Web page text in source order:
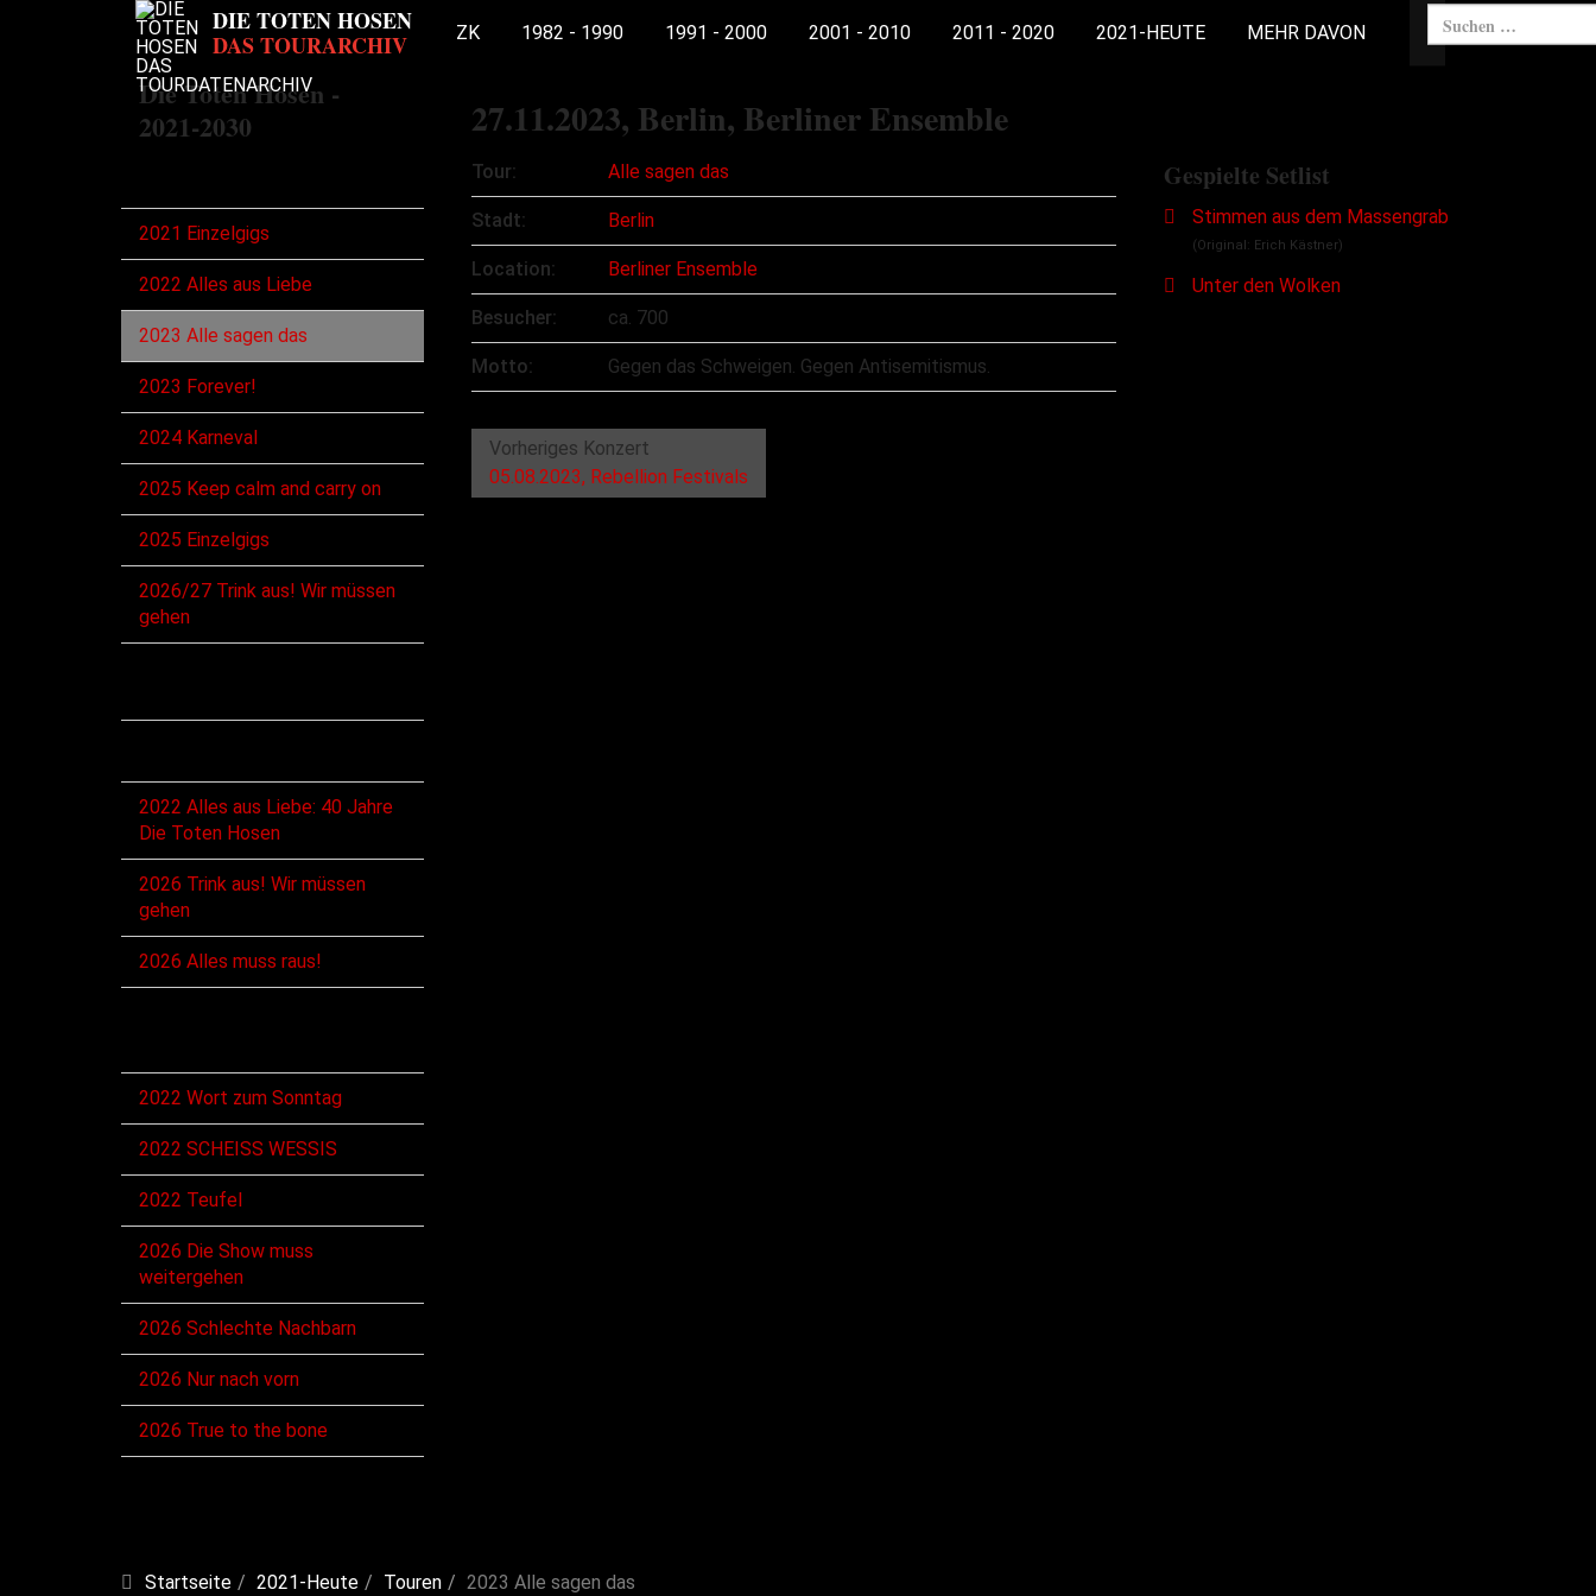
ZK 1982 - 1990 1991 - 2000 2001 - 2010 2011 - 2020 2021-HEUTE MEHR DAVON
27.11.2023, Berlin, Berliner Ensemble
Tour: Alle sagen das
Stadt: Berlin
Location: Berliner Ensemble
Besucher: ca. 700
Motto: Gegen das Schweigen. Gegen Antisemitismus.
Gespielte Setlist
Stimmen aus dem Massengrab
(Original: Erich Kästner)
Unter den Wolken
Vorheriges Konzert
05.08.2023, Rebellion Festivals
Die Toten Hosen -
2021-2030
2021 Einzelgigs
2022 Alles aus Liebe
2023 Alle sagen das
2023 Forever!
2024 Karneval
2025 Keep calm and carry on
2025 Einzelgigs
2026/27 Trink aus! Wir müssen
gehen
2022 Alles aus Liebe: 40 Jahre
Die Toten Hosen
2026 Trink aus! Wir müssen
gehen
2026 Alles muss raus!
2022 Wort zum Sonntag
2022 SCHEISS WESSIS
2022 Teufel
2026 Die Show muss
weitergehen
2026 Schlechte Nachbarn
2026 Nur nach vorn
2026 True to the bone
Startseite 2021-Heute Touren 2023 Alle sagen das